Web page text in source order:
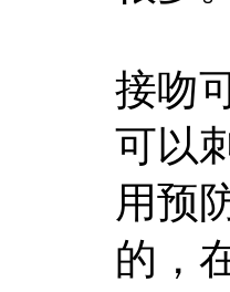
接吻
可以
用预
的，